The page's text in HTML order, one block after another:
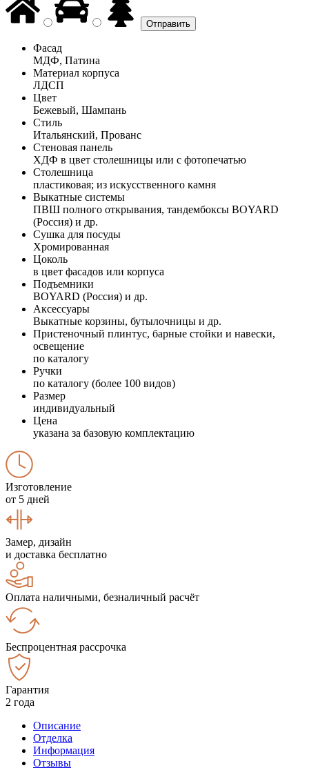
Фасад
МДФ, Патина
Материал корпуса
ЛДСП
Цвет
Бежевый, Шампань
Стиль
Итальянский, Прованс
Стеновая панель
ХДФ в цвет столешницы или с фотопечатью
Столешница
пластиковая; из искусственного камня
Выкатные системы
ПВШ полного открывания, тандембоксы BOYARD
(Россия) и др.
Сушка для посуды
Хромированная
Цоколь
в цвет фасадов или корпуса
Подъемники
BOYARD (Россия) и др.
Аксессуары
Выкатные корзины, бутылочницы и др.
Пристеночный плинтус, барные стойки и навески,
освещение
по каталогу
Ручки
по каталогу (более 100 видов)
Размер
индивидуальный
Цена
указана за базовую комплектацию
Изготовление
от 5 дней
Замер, дизайн
и доставка бесплатно
Оплата наличными, безналичный расчёт
Беспроцентная рассрочка
Гарантия
2 года
Описание
Отделка
Информация
Отзывы